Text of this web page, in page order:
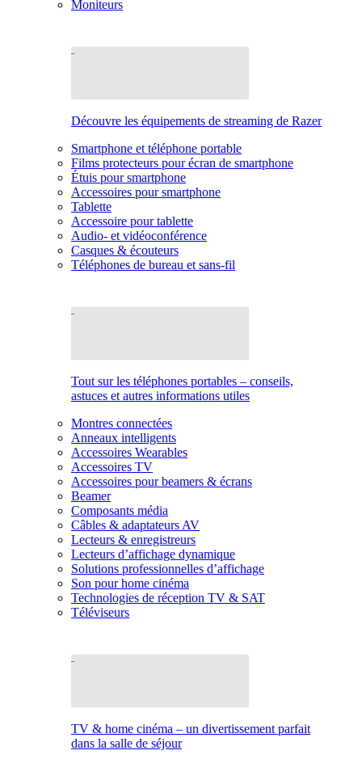
Moniteurs
Découvre les équipements de streaming de Razer
Smartphone et téléphone portable
Films protecteurs pour écran de smartphone
Étuis pour smartphone
Accessoires pour smartphone
Tablette
Accessoire pour tablette
Audio- et vidéoconférence
Casques & écouteurs
Téléphones de bureau et sans-fil
Tout sur les téléphones portables – conseils,
astuces et autres informations utiles
Montres connectées
Anneaux intelligents
Accessoires Wearables
Accessoires TV
Accessoires pour beamers & écrans
Beamer
Composants média
Câbles & adaptateurs AV
Lecteurs & enregistreurs
Lecteurs d’affichage dynamique
Solutions professionnelles d’affichage
Son pour home cinéma
Technologies de réception TV & SAT
Téléviseurs
TV & home cinéma – un divertissement parfait
dans la salle de séjour